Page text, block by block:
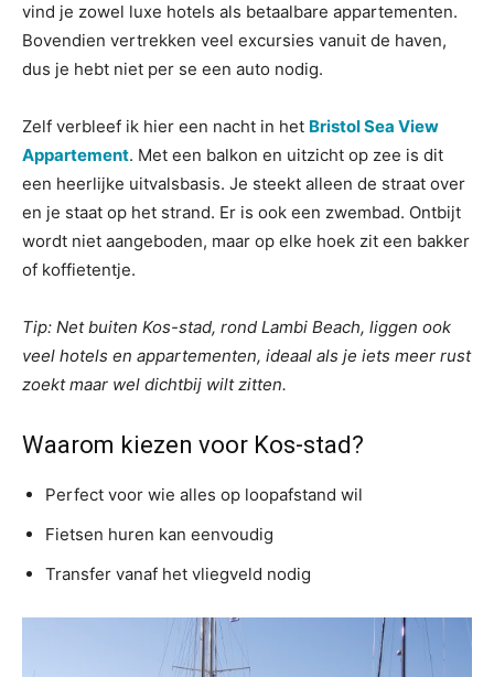
vind je zowel luxe hotels als betaalbare appartementen.
Bovendien vertrekken veel excursies vanuit de haven,
dus je hebt niet per se een auto nodig.
Zelf verbleef ik hier een nacht in het Bristol Sea View
Appartement. Met een balkon en uitzicht op zee is dit
een heerlijke uitvalsbasis. Je steekt alleen de straat over
en je staat op het strand. Er is ook een zwembad. Ontbijt
wordt niet aangeboden, maar op elke hoek zit een bakker
of koffietentje.
Tip: Net buiten Kos-stad, rond Lambi Beach, liggen ook
veel hotels en appartementen, ideaal als je iets meer rust
zoekt maar wel dichtbij wilt zitten.
Waarom kiezen voor Kos-stad?
Perfect voor wie alles op loopafstand wil
Fietsen huren kan eenvoudig
Transfer vanaf het vliegveld nodig